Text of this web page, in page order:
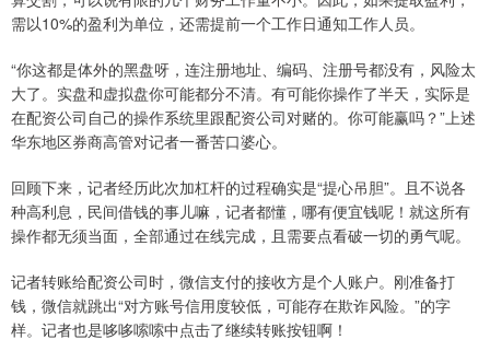
需以10%的盈利为单位，还需提前一个工作日通知工作人员。
“你这都是体外的黑盘呀，连注册地址、编码、注册号都没有，风险太
大了。实盘和虚拟盘你可能都分不清。有可能你操作了半天，实际是
在配资公司自己的操作系统里跟配资公司对赌的。你可能赢吗？”上述
华东地区券商高管对记者一番苦口婆心。
回顾下来，记者经历此次加杠杆的过程确实是“提心吊胆”。且不说各
种高利息，民间借钱的事儿嘛，记者都懂，哪有便宜钱呢！就这所有
操作都无须当面，全部通过在线完成，且需要点看破一切的勇气呢。
记者转账给配资公司时，微信支付的接收方是个人账户。刚准备打
钱，微信就跳出“对方账号信用度较低，可能存在欺诈风险。”的字
样。记者也是哆哆嗦嗦中点击了继续转账按钮啊！